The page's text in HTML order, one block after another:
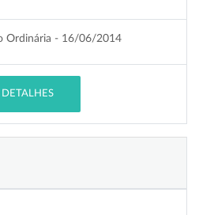
Ordinária - 16/06/2014
DETALHES